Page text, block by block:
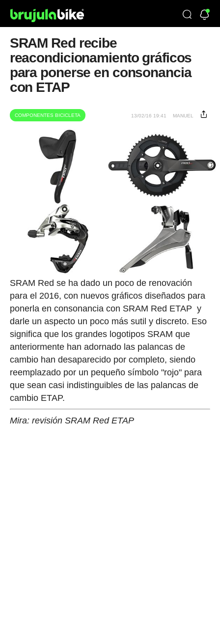
SRAM Red recibe
reacondicionamiento gráficos
para ponerse en consonancia
con ETAP
COMPONENTES BICICLETA 13/02/16 19:41 MANUEL
SRAM Red se ha dado un poco de renovación
para el 2016, con nuevos gráficos diseñados para
ponerla en consonancia con SRAM Red ETAP y
darle un aspecto un poco más sutil y discreto. Eso
significa que los grandes logotipos SRAM que
anteriormente han adornado las palancas de
cambio han desaparecido por completo, siendo
reemplazado por un pequeño símbolo "rojo" para
que sean casi indistinguibles de las palancas de
cambio ETAP.
Mira: revisión SRAM Red ETAP